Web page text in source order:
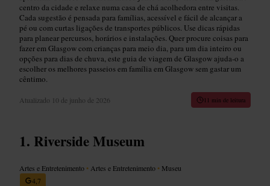
centro da cidade e relaxe numa casa de chá acolhedora entre visitas.
Cada sugestão é pensada para famílias, acessível e fácil de alcançar a
pé ou com curtas ligações de transportes públicos. Use dicas rápidas
para planear percursos, horários e instalações. Quer procure coisas para
fazer em Glasgow com crianças para meio dia, para um dia inteiro ou
opções para dias de chuva, este guia de viagem de Glasgow ajuda-o a
escolher os melhores passeios em família em Glasgow sem gastar um
cêntimo.
Atualizado 10 de junho de 2026 11 min de leitura
Riverside Museum
Artes e Entretenimento • Artes e Entretenimento • Museu
4,7